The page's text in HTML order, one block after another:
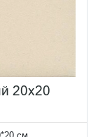
20x20